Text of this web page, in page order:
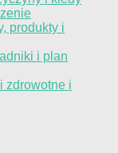
produkty i
i plan
zdrowotne i